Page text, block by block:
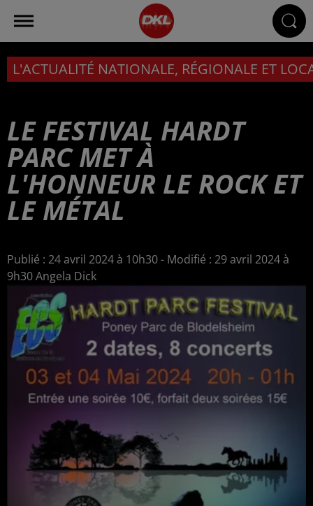
L'ACTUALITÉ NATIONALE, RÉGIONALE ET
LE FESTIVAL HARDT
PARC MET À
L'HONNEUR LE ROCK ET
LE MÉTAL
Publié : 24 avril 2024 à 10h30 - Modifié : 29 avril 2024 à
9h30 Angela Dick